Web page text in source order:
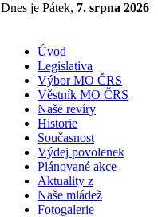
Dnes je Pátek, 7. srpna 2026
Úvod
Legislativa
Výbor MO ČRS
Věstník MO ČRS
Naše revíry
Historie
Současnost
Výdej povolenek
Plánované akce
Aktuality z
Naše mládež
Fotogalerie